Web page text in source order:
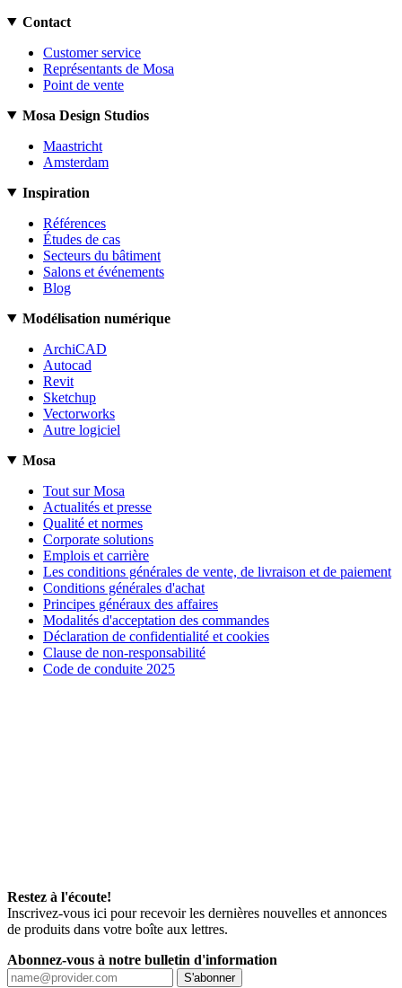
Contact
Customer service
Représentants de Mosa
Point de vente
Mosa Design Studios
Maastricht
Amsterdam
Inspiration
Références
Études de cas
Secteurs du bâtiment
Salons et événements
Blog
Modélisation numérique
ArchiCAD
Autocad
Revit
Sketchup
Vectorworks
Autre logiciel
Mosa
Tout sur Mosa
Actualités et presse
Qualité et normes
Corporate solutions
Emplois et carrière
Les conditions générales de vente, de livraison et de paiement
Conditions générales d'achat
Principes généraux des affaires
Modalités d'acceptation des commandes
Déclaration de confidentialité et cookies
Clause de non-responsabilité
Code de conduite 2025
Restez à l'écoute!
Inscrivez-vous ici pour recevoir les dernières nouvelles et annonces
de produits dans votre boîte aux lettres.
Abonnez-vous à notre bulletin d'information
S'abonner